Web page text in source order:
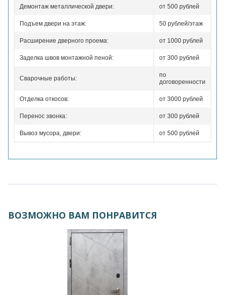
Демонтаж металлической двери: от 500 рублей
Подъем двери на этаж: 50 рублей/этаж
Расширение дверного проема: от 1000 рублей
Заделка швов монтажной пеной: от 300 рублей
Сварочные работы:
по
договоренности
Отделка откосов: от 3000 рублей
Перенос звонка: от 300 рублей
Вывоз мусора, двери: от 500 рублей
ВОЗМОЖНО ВАМ ПОНРАВИТСЯ